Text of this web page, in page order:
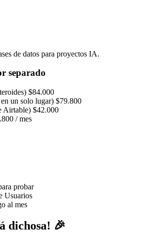
de datos para proyectos IA.
separado
$84.000
un solo lugar) $79.800
Airtable) $42.000
/ mes
probar
Usuarios
al mes
dichosa! 🎉